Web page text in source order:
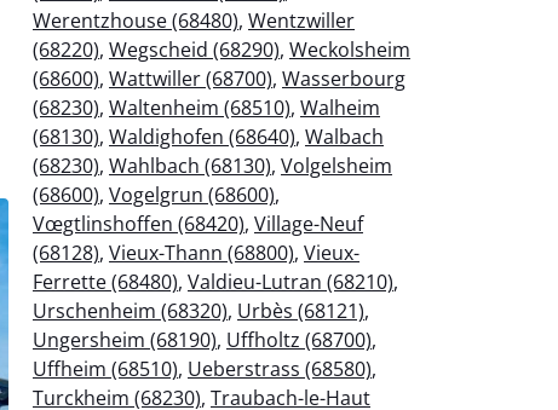
Werentzhouse (68480), Wentzwiller
(68220), Wegscheid (68290), Weckolsheim
(68600), Wattwiller (68700), Wasserbourg
(68230), Waltenheim (68510), Walheim
(68130), Waldighofen (68640), Walbach
(68230), Wahlbach (68130), Volgelsheim
(68600), Vogelgrun (68600),
Vœgtlinshoffen (68420), Village-Neuf
(68128), Vieux-Thann (68800), Vieux-
Ferrette (68480), Valdieu-Lutran (68210),
Urschenheim (68320), Urbès (68121),
Ungersheim (68190), Uffholtz (68700),
Uffheim (68510), Ueberstrass (68580),
Turckheim (68230), Traubach-le-Haut